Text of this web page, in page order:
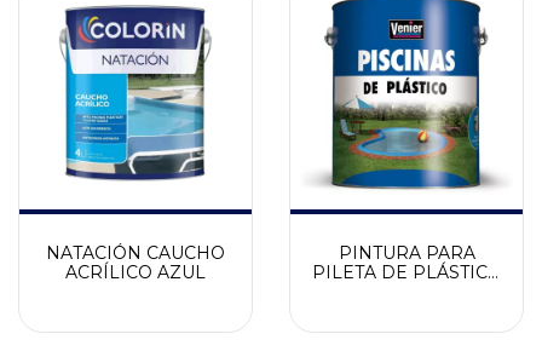
NATACIÓN CAUCHO
ACRÍLICO AZUL
PINTURA PARA
PILETA DE PLÁSTICO